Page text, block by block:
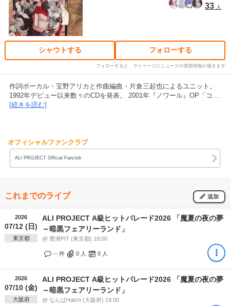
33 人
シャウトする フォローする
フォローすると、マイページにニュースや更新情報が届きます
作詞ボーカル・宝野アリカと作曲編曲・片倉三起也によるユニット。
1992年デビュー以来数々のCDを発表。 2001年『ノワール』OP「コ…
[続きを読む]
オフィシャルファンクラブ
ALI PROJECT Official Fanclub
これまでのライブ 追加
2026
07/12 (日)
東京都
ALI PROJECT A級ヒットパレード2026 「魔夏の夜の夢
～暗黒フェアリーランド」
@ 豊洲PIT (東京都) 18:00
-- 件 0 人 0 人
2026
07/10 (金)
大阪府
ALI PROJECT A級ヒットパレード2026 「魔夏の夜の夢
～暗黒フェアリーランド」
@ なんばHatch (大阪府) 19:00